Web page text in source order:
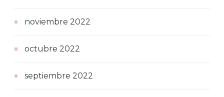
noviembre 2022
octubre 2022
septiembre 2022